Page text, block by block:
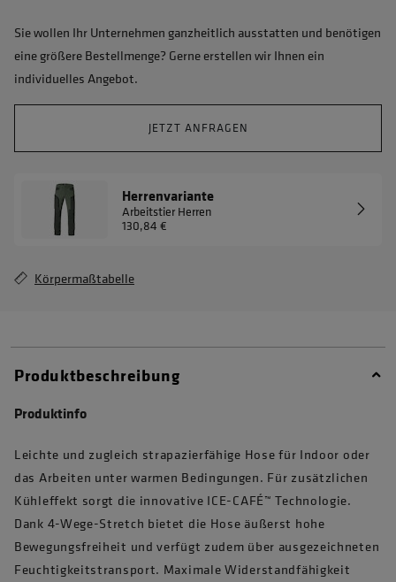
Sie wollen Ihr Unternehmen ganzheitlich ausstatten und benötigen
eine größere Bestellmenge? Gerne erstellen wir Ihnen ein
individuelles Angebot.
JETZT ANFRAGEN
Herrenvariante
Arbeitstier Herren
130,84 €
Körpermaßtabelle
Produktbeschreibung
Produktinfo
Leichte und zugleich strapazierfähige Hose für Indoor oder
das Arbeiten unter warmen Bedingungen. Für zusätzlichen
Kühleffekt sorgt die innovative ICE-CAFÉ™ Technologie.
Dank 4-Wege-Stretch bietet die Hose äußerst hohe
Bewegungsfreiheit und verfügt zudem über ausgezeichneten
Feuchtigkeitstransport. Maximale Widerstandfähigkeit